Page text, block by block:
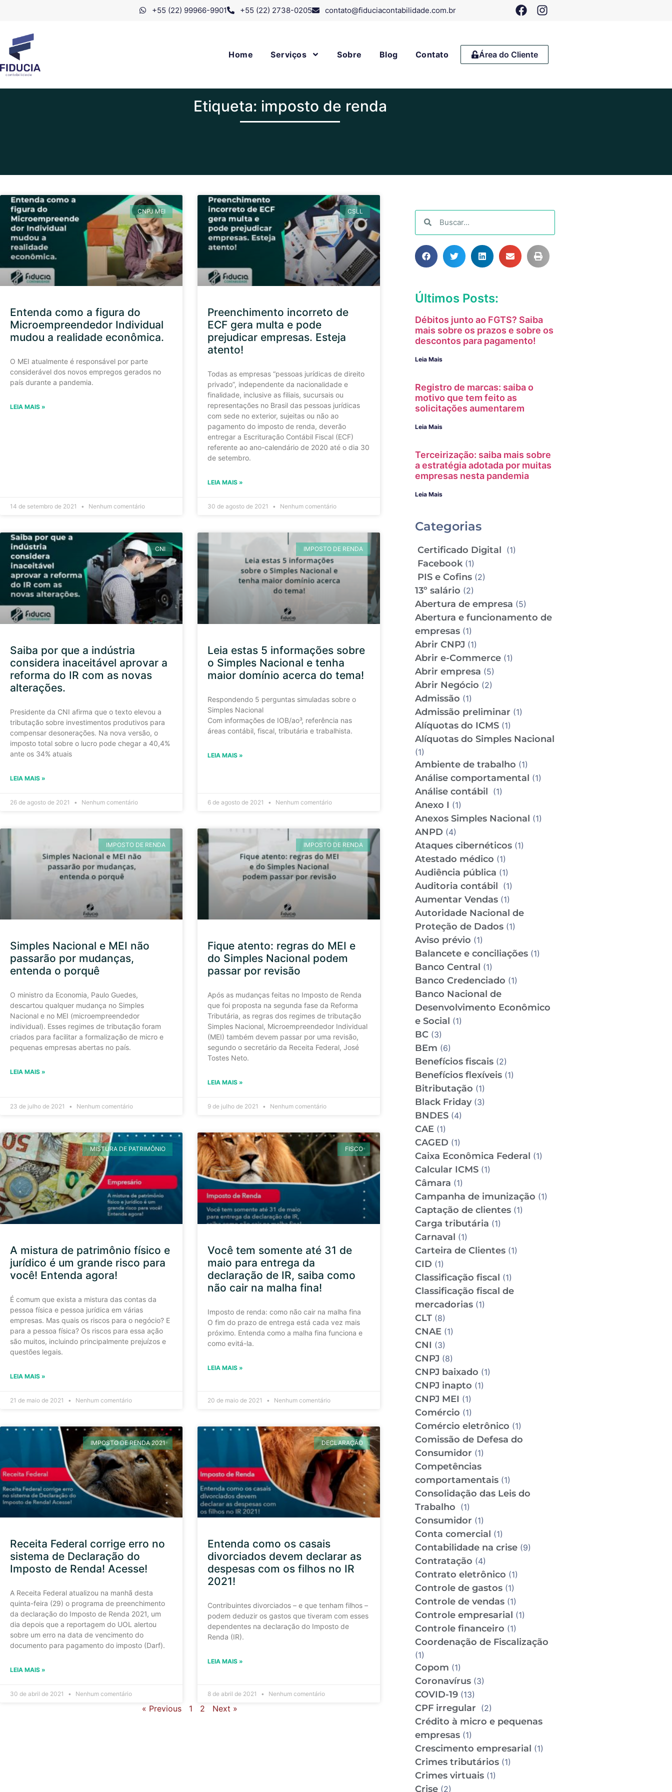
+55 (22) 99966-9901 +55 (22) 2738-0205 contato@fiduciacontabilidade.com.br
Home Serviços Sobre Blog Contato Área do Cliente
Etiqueta: imposto de renda
CNPJ MEI
Entenda como a figura do
Microempreendedor Individual
mudou a realidade econômica.
O MEI atualmente é responsável por parte
considerável dos novos empregos gerados no
país durante a pandemia.
LEIA MAIS »
14 de setembro de 2021 Nenhum comentário
CSLL
Preenchimento incorreto de
ECF gera multa e pode
prejudicar empresas. Esteja
atento!
Todas as empresas “pessoas jurídicas de direito
privado”, independente da nacionalidade e
finalidade, inclusive as filiais, sucursais ou
representações no Brasil das pessoas jurídicas
com sede no exterior, sujeitas ou não ao
pagamento do imposto de renda, deverão
entregar a Escrituração Contábil Fiscal (ECF)
referente ao ano-calendário de 2020 até o dia 30
de setembro.
LEIA MAIS »
30 de agosto de 2021 Nenhum comentário
CNI
Saiba por que a indústria
considera inaceitável aprovar a
reforma do IR com as novas
alterações.
Presidente da CNI afirma que o texto elevou a
tributação sobre investimentos produtivos para
compensar desonerações. Na nova versão, o
imposto total sobre o lucro pode chegar a 40,4%
ante os 34% atuais
LEIA MAIS »
26 de agosto de 2021 Nenhum comentário
IMPOSTO DE RENDA
Leia estas 5 informações sobre
o Simples Nacional e tenha
maior domínio acerca do tema!
Respondendo 5 perguntas simuladas sobre o
Simples Nacional
Com informações de IOB/ao³, referência nas
áreas contábil, fiscal, tributária e trabalhista.
LEIA MAIS »
6 de agosto de 2021 Nenhum comentário
IMPOSTO DE RENDA
Simples Nacional e MEI não
passarão por mudanças,
entenda o porquê
O ministro da Economia, Paulo Guedes,
descartou qualquer mudança no Simples
Nacional e no MEI (microempreendedor
individual). Esses regimes de tributação foram
criados para facilitar a formalização de micro e
pequenas empresas abertas no país.
LEIA MAIS »
23 de julho de 2021 Nenhum comentário
IMPOSTO DE RENDA
Fique atento: regras do MEI e
do Simples Nacional podem
passar por revisão
Após as mudanças feitas no Imposto de Renda
que foi proposta na segunda fase da Reforma
Tributária, as regras dos regimes de tributação
Simples Nacional, Microempreendedor Individual
(MEI) também devem passar por uma revisão,
segundo o secretário da Receita Federal, José
Tostes Neto.
LEIA MAIS »
9 de julho de 2021 Nenhum comentário
MISTURA DE PATRIMÔNIO
A mistura de patrimônio físico e
jurídico é um grande risco para
você! Entenda agora!
É comum que exista a mistura das contas da
pessoa física e pessoa jurídica em várias
empresas. Mas quais os riscos para o negócio? E
para a pessoa física? Os riscos para essa ação
são muitos, incluindo principalmente prejuízos e
questões legais.
LEIA MAIS »
21 de maio de 2021 Nenhum comentário
FISCO
Você tem somente até 31 de
maio para entrega da
declaração de IR, saiba como
não cair na malha fina!
Imposto de renda: como não cair na malha fina
O fim do prazo de entrega está cada vez mais
próximo. Entenda como a malha fina funciona e
como evitá-la.
LEIA MAIS »
20 de maio de 2021 Nenhum comentário
IMPOSTO DE RENDA 2021
Receita Federal corrige erro no
sistema de Declaração do
Imposto de Renda! Acesse!
A Receita Federal atualizou na manhã desta
quinta-feira (29) o programa de preenchimento
da declaração do Imposto de Renda 2021, um
dia depois que a reportagem do UOL alertou
sobre um erro na data de vencimento do
documento para pagamento do imposto (Darf).
LEIA MAIS »
30 de abril de 2021 Nenhum comentário
DECLARAÇÃO
Entenda como os casais
divorciados devem declarar as
despesas com os filhos no IR
2021!
Contribuintes divorciados – e que tenham filhos –
podem deduzir os gastos que tiveram com esses
dependentes na declaração do Imposto de
Renda (IR).
LEIA MAIS »
8 de abril de 2021 Nenhum comentário
« Previous 1 2 Next »
Últimos Posts:
Débitos junto ao FGTS? Saiba
mais sobre os prazos e sobre os
descontos para pagamento!
Leia Mais
Registro de marcas: saiba o
motivo que tem feito as
solicitações aumentarem
Leia Mais
Terceirização: saiba mais sobre
a estratégia adotada por muitas
empresas nesta pandemia
Leia Mais
Categorias
Certificado Digital (1)
Facebook(1)
PIS e Cofins(2)
13º salário (2)
Abertura de empresa (5)
Abertura e funcionamento de
empresas(1)
Abrir CNPJ (1)
Abrir e-Commerce(1)
Abrir empresa (5)
Abrir Negócio (2)
Admissão (1)
Admissão preliminar (1)
Alíquotas do ICMS(1)
Alíquotas do Simples Nacional
(1)
Ambiente de trabalho (1)
Análise comportamental (1)
Análise contábil (1)
Anexo I (1)
Anexos Simples Nacional (1)
ANPD (4)
Ataques cibernéticos(1)
Atestado médico (1)
Audiência pública (1)
Auditoria contábil (1)
Aumentar Vendas(1)
Autoridade Nacional de
Proteção de Dados(1)
Aviso prévio (1)
Balancete e conciliações(1)
Banco Central (1)
Banco Credenciado (1)
Banco Nacional de
Desenvolvimento Econômico
e Social (1)
BC(3)
BEm (6)
Benefícios fiscais(2)
Benefícios flexíveis(1)
Bitributação (1)
Black Friday(3)
BNDES(4)
CAE (1)
CAGED (1)
Caixa Econômica Federal (1)
Calcular ICMS(1)
Câmara (1)
Campanha de imunização (1)
Captação de clientes(1)
Carga tributária (1)
Carnaval (1)
Carteira de Clientes(1)
CID (1)
Classificação fiscal (1)
Classificação fiscal de
mercadorias(1)
CLT(8)
CNAE (1)
CNI (3)
CNPJ (8)
CNPJ baixado (1)
CNPJ inapto (1)
CNPJ MEI (1)
Comércio (1)
Comércio eletrônico (1)
Comissão de Defesa do
Consumidor (1)
Competências
comportamentais(1)
Consolidação das Leis do
Trabalho (1)
Consumidor (1)
Conta comercial (1)
Contabilidade na crise(9)
Contratação (4)
Contrato eletrônico (1)
Controle de gastos(1)
Controle de vendas(1)
Controle empresarial (1)
Controle financeiro (1)
Coordenação de Fiscalização
(1)
Copom (1)
Coronavírus(3)
COVID-19(13)
CPF irregular (2)
Crédito à micro e pequenas
empresas(1)
Crescimento empresarial (1)
Crimes tributários(1)
Crimes virtuais(1)
Crise(2)